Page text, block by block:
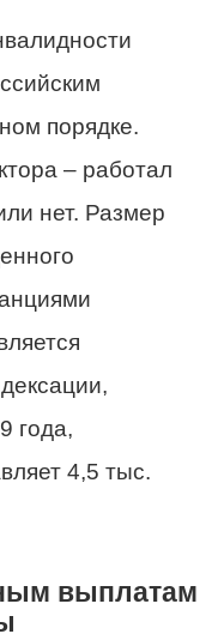
порядке.
– работал
нет. Размер
года,
4,5 тыс.
выплатам